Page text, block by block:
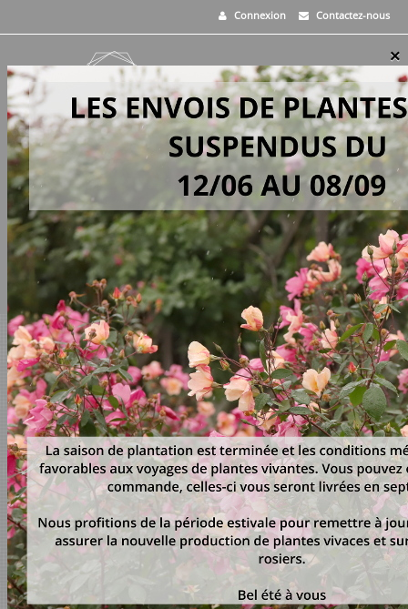
Contactez-nous
Connexion
MENU
PANIER
0
×
> Vivaces > Salvia greggii MIRAGE® 'Cherry Red'
EN STOCK